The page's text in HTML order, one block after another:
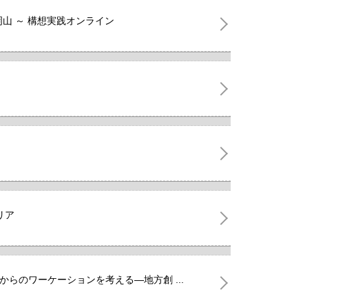
～ 構想実践オンライン
ア
らのワーケーションを考える―地方創 ...